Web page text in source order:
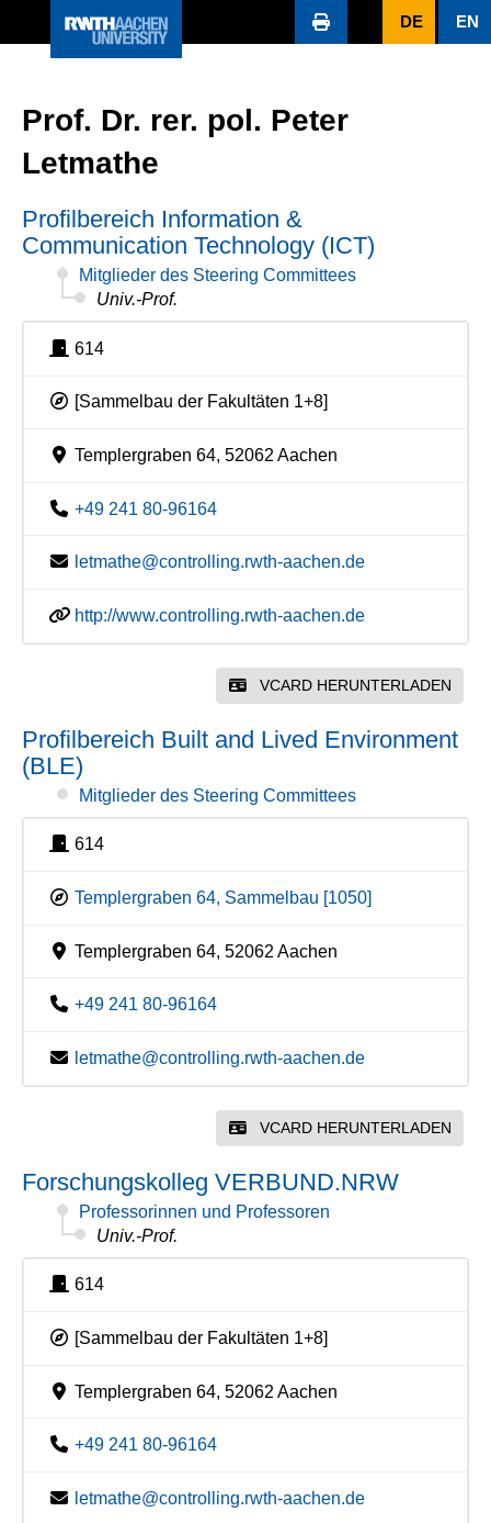
DE EN
Prof. Dr. rer. pol. Peter
Letmathe
Profilbereich Information &
Communication Technology (ICT)
Mitglieder des Steering Committees
Univ.-Prof.
614
[Sammelbau der Fakultäten 1+8]
Templergraben 64, 52062 Aachen
+49 241 80-96164
letmathe@controlling.rwth-aachen.de
http://www.controlling.rwth-aachen.de
VCARD HERUNTERLADEN
Profilbereich Built and Lived Environment
(BLE)
Mitglieder des Steering Committees
614
Templergraben 64, Sammelbau [1050]
Templergraben 64, 52062 Aachen
+49 241 80-96164
letmathe@controlling.rwth-aachen.de
VCARD HERUNTERLADEN
Forschungskolleg VERBUND.NRW
Professorinnen und Professoren
Univ.-Prof.
614
[Sammelbau der Fakultäten 1+8]
Templergraben 64, 52062 Aachen
+49 241 80-96164
letmathe@controlling.rwth-aachen.de